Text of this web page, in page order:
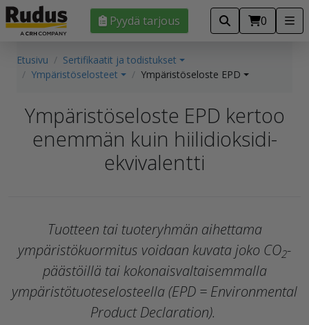
Pyydä tarjous 0
Etusivu
Sertifikaatit ja todistukset
Ympäristöselosteet
Ympäristöseloste EPD
Ympäristöseloste EPD kertoo
enemmän kuin hiilidioksidi-
ekvivalentti
Tuotteen tai tuoteryhmän aihettama
ympäristökuormitus voidaan kuvata joko CO2-
päästöillä tai kokonaisvaltaisemmalla
ympäristötuoteselosteella (EPD = Environmental
Product Declaration).